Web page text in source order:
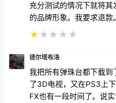
充分测试的情况下就将
的品牌形象。我要求退款。
★★ ★ ★ ★
德尔塔布洛
我把所有弹珠台都下载
了3D电视，又在PS3上
FX也有一段时间了。说